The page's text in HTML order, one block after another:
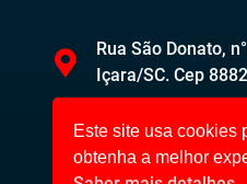
Rua São Donato,
Içara/SC. Cep
Este site usa cookies
obtenha a melhor